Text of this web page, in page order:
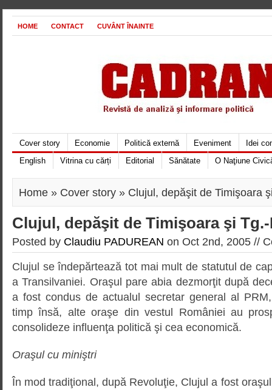
HOME CONTACT CUVÂNT ÎNAINTE
Cover story Economie Politică externă Eveniment
Idei
English
Vitrina cu cărți Editorial Sănătate O Naţiune
Home » Cover story » Clujul, depăşit de Timişoara
Clujul, depăşit de Timişoara şi
Posted by Claudiu PADUREAN on Oct 2nd, 2005 //
Clujul se îndepărtează tot mai mult de statutul de
a Transilvaniei. Oraşul pare abia dezmorţit după
a fost condus de actualul secretar general al
timp însă, alte oraşe din vestul României au
consolideze influenţa politică şi cea economică.
Oraşul cu miniştri
În mod tradiţional, după Revoluţie, Clujul a fost